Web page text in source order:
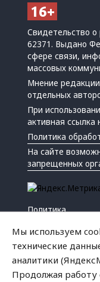
Свидетельство
62371. Выдано
сфере связи,
массовых
Мнение
отдельных
При
активная ссылка
Политика
На сайте
запрещенных
Политика
Мы используем
технические
аналитики
Продолжая работу